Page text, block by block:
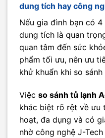
dung tích hay công
Nếu gia đình bạn có
dung tích là quan
quan tâm đến sức
phẩm tối ưu, nên ưu
khử khuẩn khi so
Việc so sánh tủ lạnh
khác biệt rõ rệt về ưu
hoạt, đa dụng và có
nhờ công nghệ J-